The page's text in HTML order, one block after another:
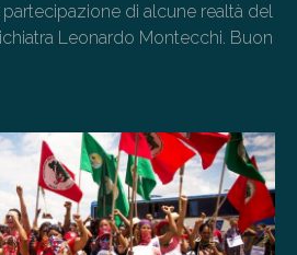
di alcune realtà del
Leonardo Montecchi. Buon